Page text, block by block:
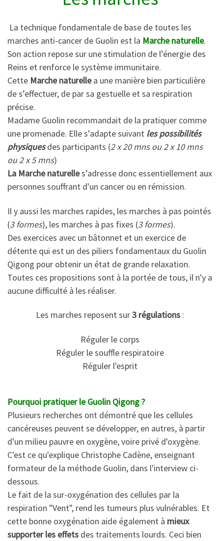
La technique fondamentale de base de toutes les
marches anti-cancer de Guolin est la Marche naturelle.
Son action repose sur une stimulation de l’énergie des
Reins et renforce le système immunitaire.
Cette Marche naturellea une manière bien particulière
de s’effectuer, de par sa gestuelle et sa respiration
précise.
Madame Guolin recommandait de la pratiquer comme
une promenade. Elle s'adapte suivant les possibilités
physiquesdes participants (2 x 20 mns ou 2 x 10 mns
ou 2 x 5 mns)
La Marche naturelles’adresse donc essentiellement aux
personnes souffrant d'un cancer ou en rémission.
Il y aussi les marches rapides, les marches à pas pointés
(3 formes), les marches à pas fixes (3 formes).
Des exercices avec un bâtonnet et un exercice de
détente qui est un des piliers fondamentaux du Guolin
Qigong pour obtenir un état de grande relaxation.
Toutes ces propositions sont à la portée de tous, il n'y a
aucune difficulté à les réaliser.
Les marches reposent sur3 régulations :
Réguler le corps
Réguler le souffle respiratoire
Réguler l'esprit
Pourquoi pratiquer le Guolin Qigong ?
Plusieurs recherches ont démontré que les cellules
cancéreuses peuvent se développer, en autres, à partir
d'un milieu pauvre en oxygène, voire privé d'oxygène.
C'est ce qu'explique Christophe Cadène, enseignant
formateur de la méthode Guolin, dans l'interview ci-
dessous.
Le fait de la sur-oxygénation des cellules par la
respiration "Vent", rend les tumeurs plus vulnérables. Et
cette bonne oxygénation aide également à mieux
supporter les effets des traitements lourds. Ceci bien